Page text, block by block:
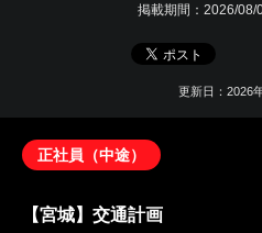
掲載期間： 2026/08/
更新日：2026
正社員（中途）
【宮城】交通計画